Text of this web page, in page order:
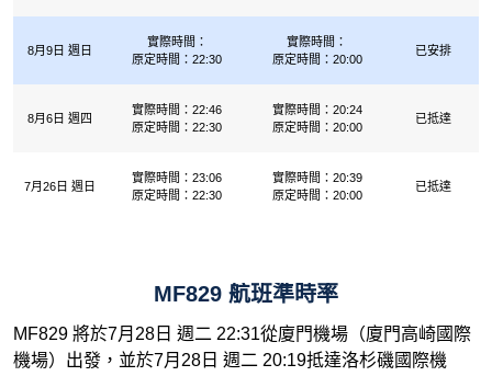
8月9日 週日
實際時間：
原定時間：22:30
實際時間：
原定時間：20:00
已安排
8月6日 週四
實際時間：22:46
原定時間：22:30
實際時間：20:24
原定時間：20:00
已抵達
7月26日 週日
實際時間：23:06
原定時間：22:30
實際時間：20:39
原定時間：20:00
已抵達
MF829 航班準時率
MF829 將於7月28日 週二 22:31從廈門機場（廈門高崎國際
機場）出發，並於7月28日 週二 20:19抵達洛杉磯國際機